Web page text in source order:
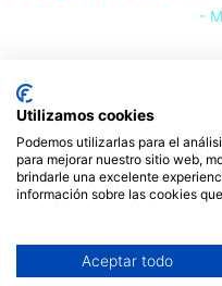
-
Tienda online de
ropa interior de algodón orgánico,
sostenibles con certificado GOTS,
Expertos en ropa para piel
ambientales.
Utilizamos cookies
Podemos utilizarlas para el
para mejorar nuestro sitio web,
brindarle una excelente
información sobre las cookies
Aceptar todo